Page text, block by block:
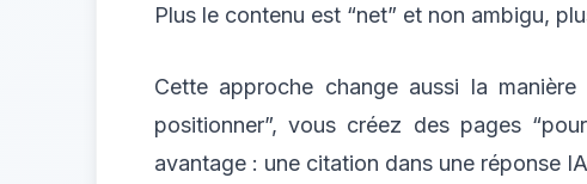
Plus le contenu est “net” et non ambigu,
Cette approche change aussi la
positionner”, vous créez des pages
avantage : une citation dans une réponse